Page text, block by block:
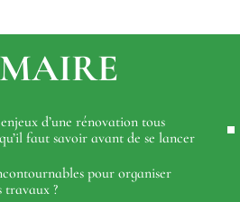
d’une rénovation tous
faut savoir avant de se lancer
pour organiser
travaux ?